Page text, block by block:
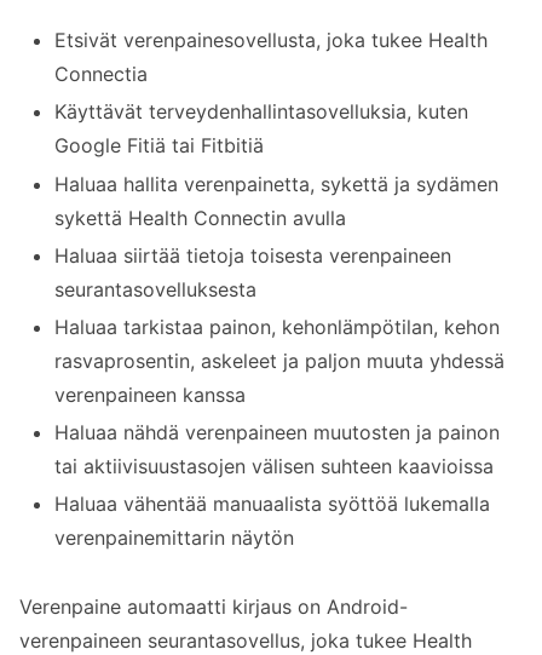
Etsivät verenpainesovellusta, joka tukee Health
Connectia
Käyttävät terveydenhallintasovelluksia, kuten
Google Fitiä tai Fitbitiä
Haluaa hallita verenpainetta, sykettä ja sydämen
sykettä Health Connectin avulla
Haluaa siirtää tietoja toisesta verenpaineen
seurantasovelluksesta
Haluaa tarkistaa painon, kehonlämpötilan, kehon
rasvaprosentin, askeleet ja paljon muuta yhdessä
verenpaineen kanssa
Haluaa nähdä verenpaineen muutosten ja painon
tai aktiivisuustasojen välisen suhteen kaavioissa
Haluaa vähentää manuaalista syöttöä lukemalla
verenpainemittarin näytön
Verenpaine automaatti kirjaus on Android-
verenpaineen seurantasovellus, joka tukee Health